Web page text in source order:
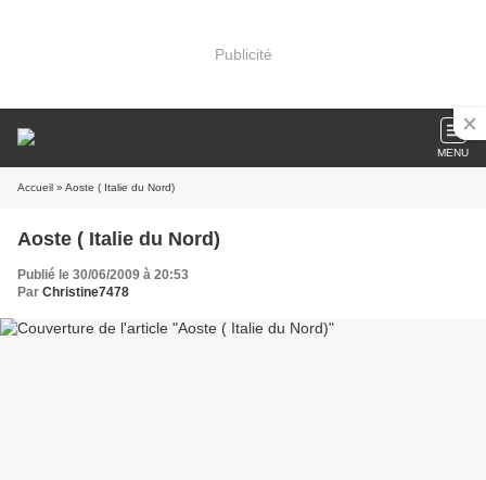
Publicité
MENU
Accueil » Aoste ( Italie du Nord)
Aoste ( Italie du Nord)
Publié le 30/06/2009 à 20:53
Par Christine7478